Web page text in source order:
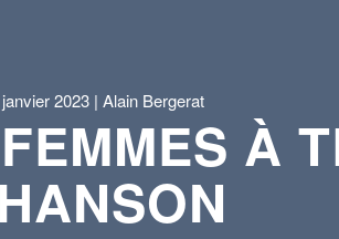
2023 | Alain Bergerat
À